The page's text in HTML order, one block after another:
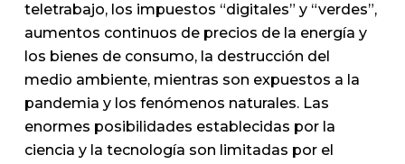
teletrabajo, los impuestos “digitales” y “verdes”,
aumentos continuos de precios de la energía y
los bienes de consumo, la destrucción del
medio ambiente, mientras son expuestos a la
pandemia y los fenómenos naturales. Las
enormes posibilidades establecidas por la
ciencia y la tecnología son limitadas por el